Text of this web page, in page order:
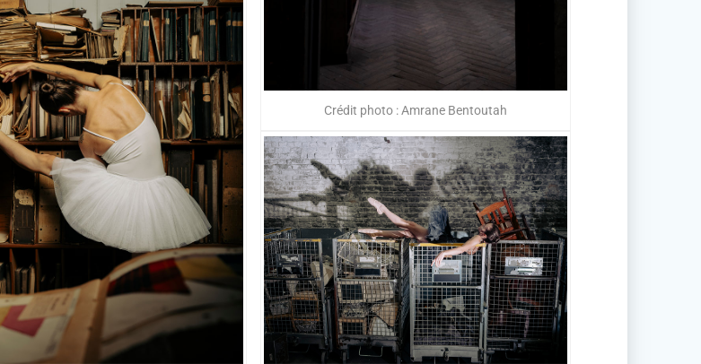
Crédit photo : Amrane Bentoutah